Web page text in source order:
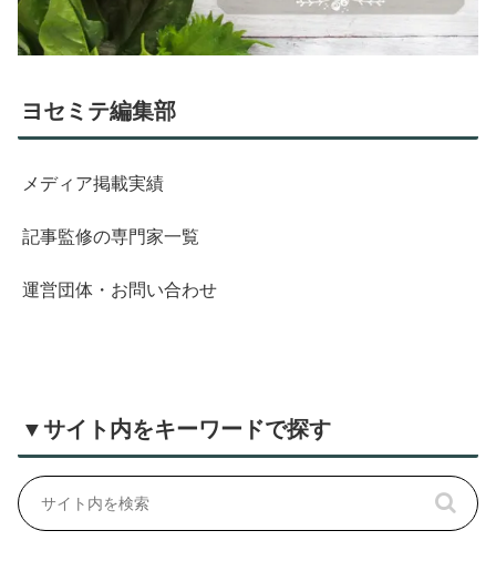
ヨセミテ編集部
メディア掲載実績
記事監修の専門家一覧
運営団体・お問い合わせ
▼サイト内をキーワードで探す